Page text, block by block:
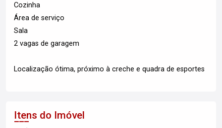
Cozinha
Área de serviço
Sala
2 vagas de garagem
Localização ótima, próximo à creche e quadra de esportes
Itens do Imóvel